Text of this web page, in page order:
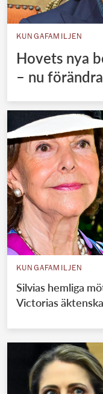
KUNGAFAMILJEN
Hovets nya
– nu
KUNGAFAMILJEN
Silvias hemliga
Victorias